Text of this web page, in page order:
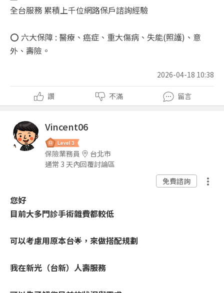
全台服務 累積上千位網路保戶諮詢經驗
⭕ 六大保障 : 醫療、癌症、重大傷病、失能(照護)、意
外、壽險。
2026-04-18 10:38
讚 不滿 留言
Vincent06
保險業務員
台北市
通常 3 天內回覆討論區
免費諮詢
您好
目前大多門診手術雜費都較低
可以考慮用原本台🌟，來做搭配規劃
我在新光（台新）人壽服務